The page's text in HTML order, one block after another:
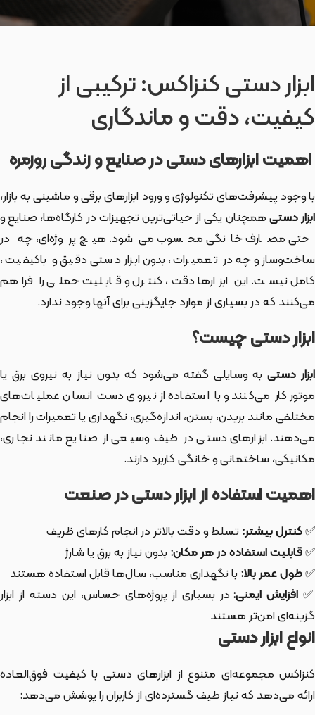
ابزار دستی کنزاکس: ترکیبی از
کیفیت، دقت و ماندگاری
اهمیت ابزارهای دستی در صنایع و زندگی روزمره
با وجود پیشرفت‌های تکنولوژی و ورود ابزارهای برقی و ماشینی به بازار،
ابزار دستیهمچنان یکی از حیاتی‌ترین تجهیزات در کارگاه‌ها، صنایع و
حتی مصارف خانگی محسوب می‌شود. هیچ پروژه‌ای، چه در
ساخت‌وساز و چه در تعمیرات، بدون ابزار دستی دقیق و باکیفیت،
کامل نیست. این ابزارها دقت، کنترل و قابلیت حملی را فراهم
می‌کنند که در بسیاری از موارد جایگزینی برای آنها وجود ندارد.
ابزار دستی چیست؟
ابزار دستیبه وسایلی گفته می‌شود که بدون نیاز به نیروی برق یا
موتور کار می‌کنند و با استفاده از نیروی دست انسان عملیات‌های
مختلفی مانند بریدن، بستن، اندازه‌گیری، نگهداری یا تعمیرات را انجام
می‌دهند. ابزارهای دستی در طیف وسیعی از صنایع مانند نجاری،
مکانیکی، ساختمانی و خانگی کاربرد دارند.
اهمیت استفاده از ابزار دستی در صنعت
✅کنترل بیشتر: تسلط و دقت بالاتر در انجام کارهای ظریف
✅قابلیت استفاده در هر مکان: بدون نیاز به برق یا شارژ
✅طول عمر بالا: با نگهداری مناسب، سال‌ها قابل استفاده هستند
✅ افزایش ایمنی: در بسیاری از پروژه‌های حساس، این دسته از ابزار
گزینه‌ای امن‌تر هستند
انواع ابزار دستی
کنزاکس مجموعه‌ای متنوع از ابزارهای دستی با کیفیت فوق‌العاده
ارائه می‌دهد که نیاز طیف گسترده‌ای از کاربران را پوشش می‌دهد: